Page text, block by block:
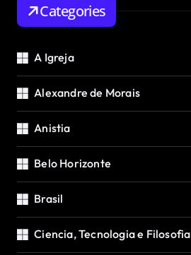
Categories
A Igreja
Alexandre de Morais
Anistia
Belo Horizonte
Brasil
Ciencia, Tecnologia e Filosofia